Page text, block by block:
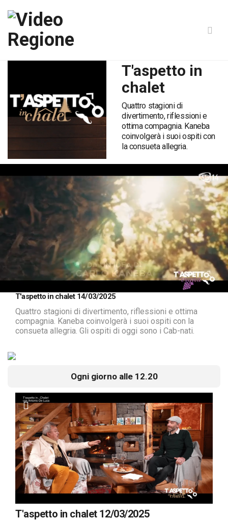
T'aspetto in
chalet
Quattro stagioni di
divertimento, riflessioni e
ottima compagnia. Kaneba
coinvolgerà i suoi ospiti con
la consueta allegria.
2.47%
T'aspetto in chalet 14/03/2025
Quattro stagioni di divertimento, riflessioni e ottima
compagnia. Kaneba coinvolgerà i suoi ospiti con la
consueta allegria. Gli ospiti di oggi sono i Cab-nati.
Ogni giorno alle 12.20
T'aspetto in chalet 12/03/2025